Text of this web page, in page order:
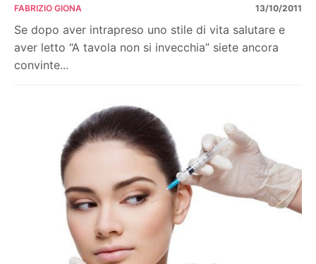
FABRIZIO GIONA 13/10/2011
Se dopo aver intrapreso uno stile di vita salutare e
aver letto “A tavola non si invecchia” siete ancora
convinte...